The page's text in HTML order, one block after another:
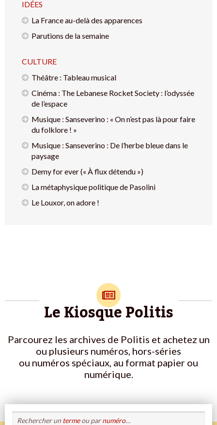
IDÉES
La France au-delà des apparences
Parutions de la semaine
CULTURE
Théâtre : Tableau musical
Cinéma : The Lebanese Rocket Society : l’odyssée
de l’espace
Musique : Sanseverino : « On n’est pas là pour faire
du folklore ! »
Musique : Sanseverino : De l’herbe bleue dans le
paysage
Demy for ever (« À flux détendu »)
La métaphysique politique de Pasolini
Le Louxor, on adore !
Le Kiosque Politis
Parcourez les archives de Politis et achetez un
ou plusieurs numéros, hors-séries
ou numéros spéciaux, au format papier ou
numérique.
Rechercher un termeou parnuméro…